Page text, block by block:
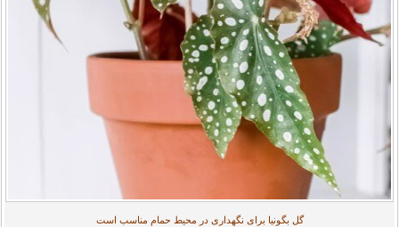
گل بگونیا برای نگهداری در محیط حمام مناسب است